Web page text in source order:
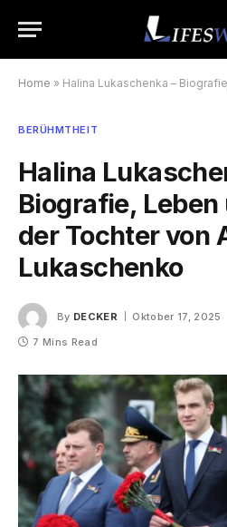
Home » Halina Lukaschenka – Biografie, Leben und
BERÜHMTHEIT
Halina
Biografie,
der Tochter von
Lukaschenko
By DECKER Oktober 17, 2025
7 Mins Read